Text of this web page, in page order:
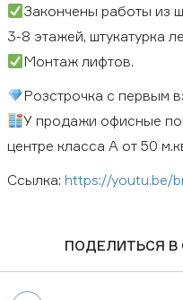
Закончены работы из
3-8 этажей, штукатурка
Монтаж лифтов.
Розстрочка с первым
У продажи офисные
центре класса А от 50
Ссылка: https://youtu.be/
ПОДЕЛИТЬСЯ В